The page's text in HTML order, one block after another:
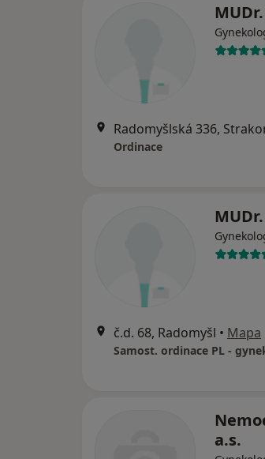
Radomyšlská 336,
Ordinace
č.d. 68, Radomyšl • Mapa
Samost. ordinace PL -
a.s.